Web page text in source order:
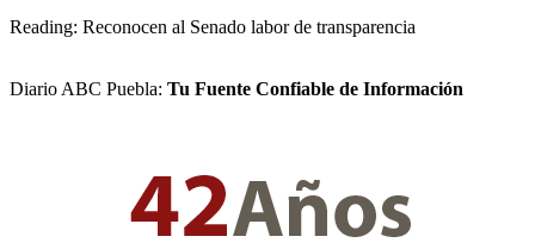
Reading: Reconocen al Senado labor de transparencia
Diario ABC Puebla: Tu Fuente Confiable de Información